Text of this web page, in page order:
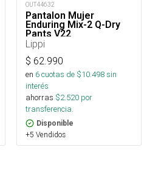
OUT44632
Pantalon Mujer
Enduring Mix-2 Q-Dry
Pants V22
Lippi
$ 62.990
en 6cuotas de $10.498sin
interés
ahorras $2.520 por
transferencia.
Disponible
+5 Vendidos